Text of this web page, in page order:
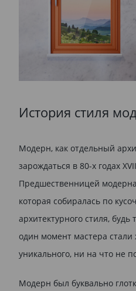
История стиля
Модерн, как отдельный
зарождаться в 80-х годах
Предшественницей
которая собиралась по
архитектурного стиля, будь
один момент мастера
уникального, ни на что не
Модерн был буквально